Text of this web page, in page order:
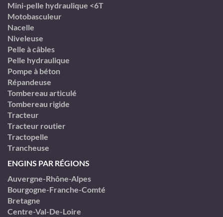
Mini-pelle hydraulique <6T
Motobasculeur
Nacelle
Niveleuse
Pelle à câbles
Pelle hydraulique
Pompe à béton
Répandeuse
Tombereau articulé
Tombereau rigide
Tracteur
Tracteur routier
Tractopelle
Trancheuse
ENGINS PAR RÉGIONS
Auvergne-Rhône-Alpes
Bourgogne-Franche-Comté
Bretagne
Centre-Val-De-Loire